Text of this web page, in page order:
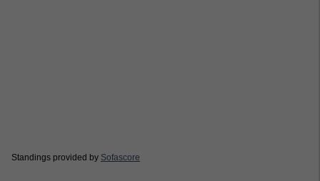
Standings provided by Sofascore